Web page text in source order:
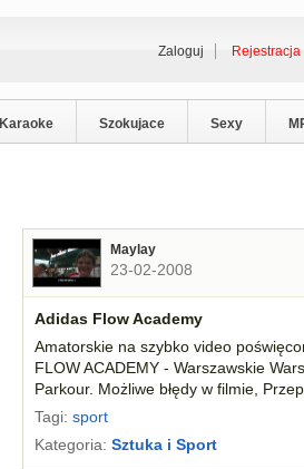
Zaloguj Rejestracja
Karaoke Szokujace Sexy
Maylay
23-02-2008
Adidas Flow Academy
Amatorskie na szybko video
FLOW ACADEMY - Warszawskie
Parkour. Możliwe błędy w filmie,
Tagi: sport
Kategoria: Sztuka i Sport